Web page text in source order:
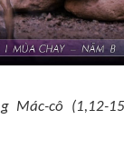
Mác-cô (1,12-